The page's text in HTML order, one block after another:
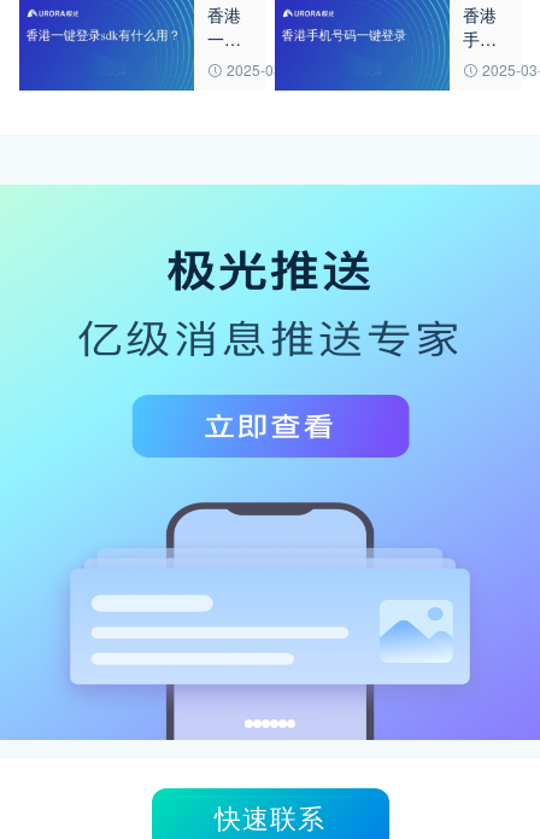
注意
事项
香港
一键
登录2025-03-23
香港
手机
号码2025-
快速联系